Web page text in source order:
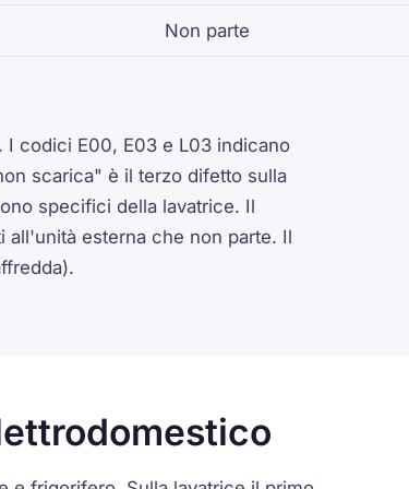
Non parte
I codici E00, E03 e L03 indicano
scarica" è il terzo difetto sulla
specifici della lavatrice. Il
esterna che non parte. Il